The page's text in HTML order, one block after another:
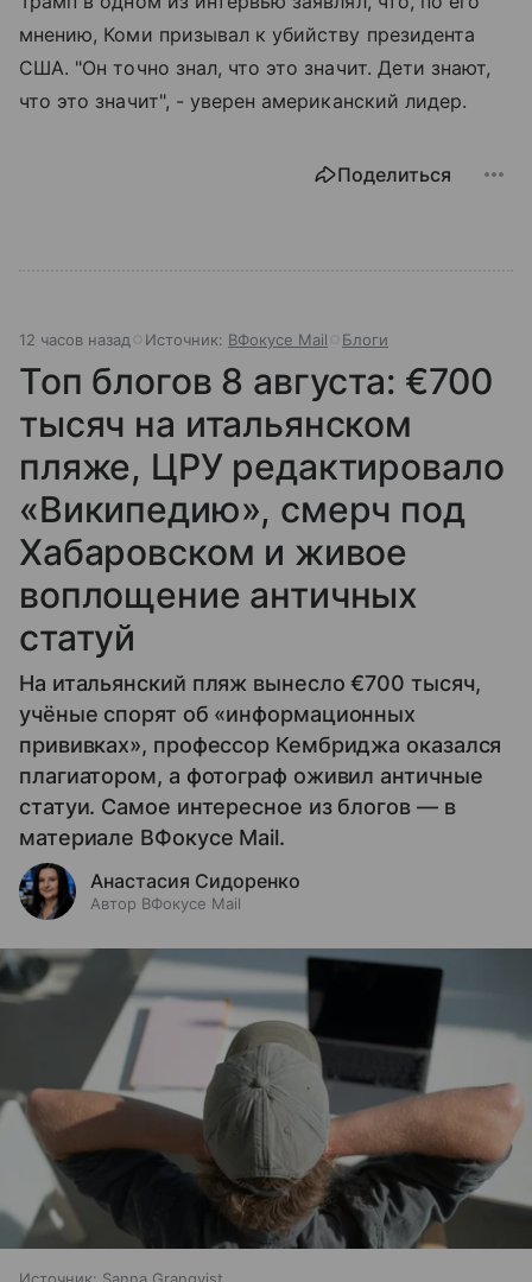
мнению, Коми призывал к убийству президента
США. "Он точно знал, что это значит. Дети знают,
что это значит", - уверен американский лидер.
Поделиться
12 часов назад Источник: ВФокусе Mail Блоги
Топ блогов 8 августа: €700
тысяч на итальянском
пляже, ЦРУ редактировало
«Википедию», смерч под
Хабаровском и живое
воплощение античных
статуй
На итальянский пляж вынесло €700 тысяч,
учёные спорят об «информационных
прививках», профессор Кембриджа оказался
плагиатором, а фотограф оживил античные
статуи. Самое интересное из блогов — в
материале ВФокусе Mail.
Анастасия Сидоренко
Автор ВФокусе Mail
Источник: Sanna Granqvist